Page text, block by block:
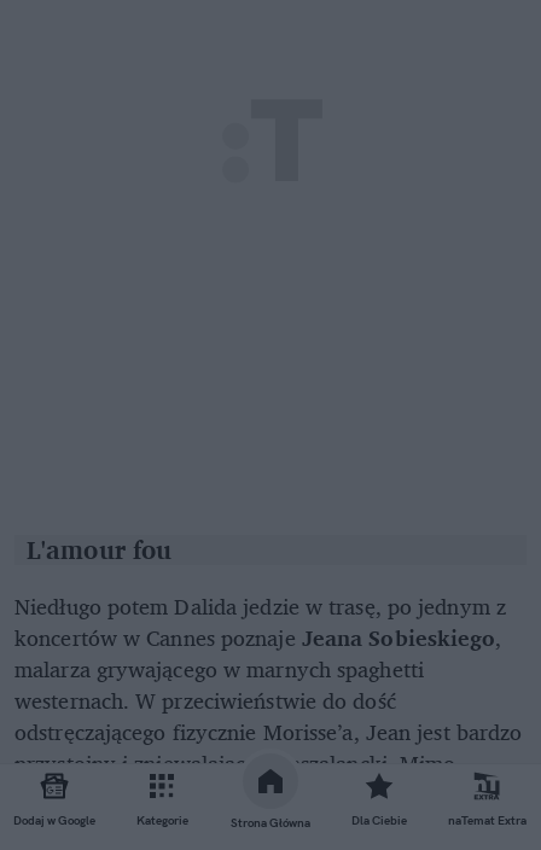
Dodaj w Google Kategorie Strona Główna Dla Ciebie naTemat Extra
L'amour fou
Niedługo potem Dalida jedzie w trasę, po jednym z
koncertów w Cannes poznaje Jeana Sobieskiego,
malarza grywającego w marnych spaghetti
westernach. W przeciwieństwie do dość
odstręczającego fizycznie Morisse’a, Jean jest bardzo
przystojny i zniewalająco nonszalancki. Mimo
polskich, a w dodatku szlacheckich korzeni, bliżej
mu do zepsutej bohemy niż kółka gentlemanów.